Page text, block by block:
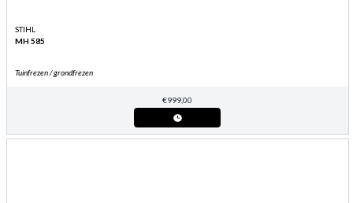
STIHL
MH 585
Tuinfrezen / grondfrezen
€999,00